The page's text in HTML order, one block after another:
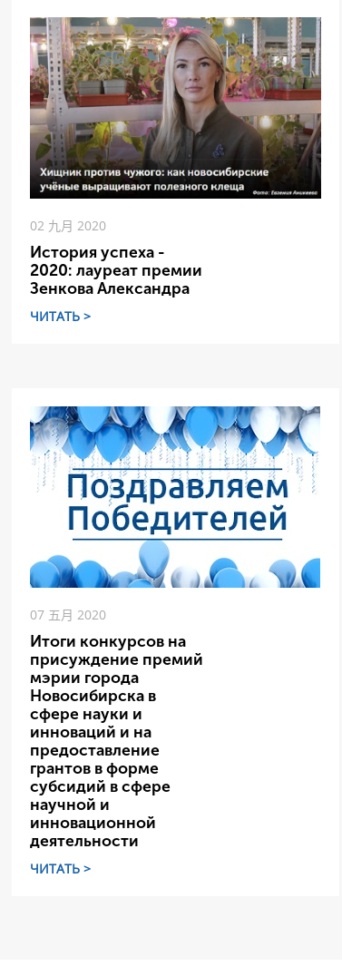
02 九月 2020
История успеха -
2020: лауреат премии
Зенкова Александра
ЧИТАТЬ >
07 五月 2020
Итоги конкурсов на
присуждение премий
мэрии города
Новосибирска в
сфере науки и
инноваций и на
предоставление
грантов в форме
субсидий в сфере
научной и
инновационной
деятельности
ЧИТАТЬ >